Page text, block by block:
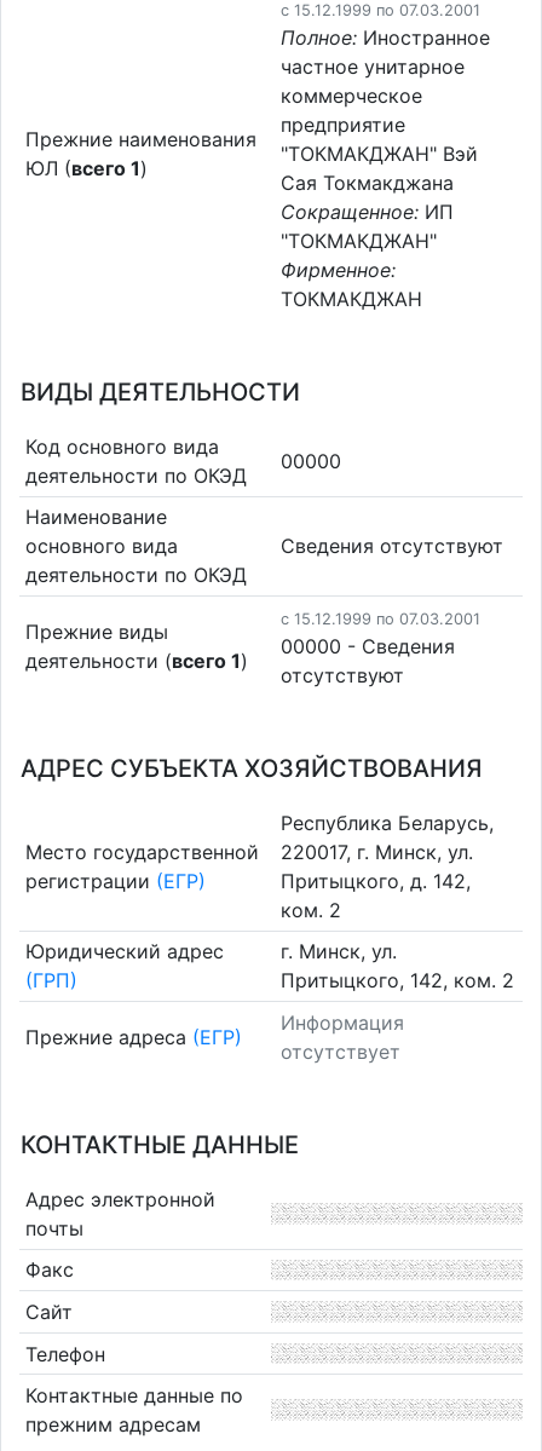
Прежние наименования
ЮЛ (всего 1)
c 15.12.1999 по 07.03.2001
Полное: Иностранное
частное унитарное
коммерческое
предприятие
"ТОКМАКДЖАН" Вэй
Сая Токмакджана
Сокращенное: ИП
"ТОКМАКДЖАН"
Фирменное:
ТОКМАКДЖАН
ВИДЫ ДЕЯТЕЛЬНОСТИ
Код основного вида
деятельности по ОКЭД
00000
Наименование
основного вида
деятельности по ОКЭД
Cведения отсутствуют
Прежние виды
деятельности (всего 1)
c 15.12.1999 по 07.03.2001
00000 - Cведения
отсутствуют
АДРЕС СУБЪЕКТА ХОЗЯЙСТВОВАНИЯ
Место государственной
регистрации (ЕГР)
Республика Беларусь,
220017, г. Минск, ул.
Притыцкого, д. 142,
ком. 2
Юридический адрес
(ГРП)
г. Минск, ул.
Притыцкого, 142, ком. 2
Прежние адреса (ЕГР)
Информация
отсутствует
КОНТАКТНЫЕ ДАННЫЕ
Адрес электронной
почты
Факс
Сайт
Телефон
Контактные данные по
прежним адресам